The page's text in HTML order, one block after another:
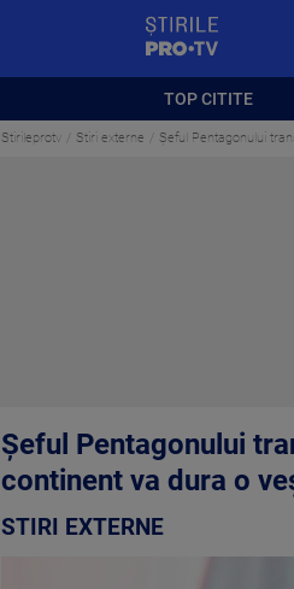
TOP CITITE
Stirileprotv Stiri externe Şeful Pentagonului
Şeful Pentagonului
continent va dura o
STIRI EXTERNE